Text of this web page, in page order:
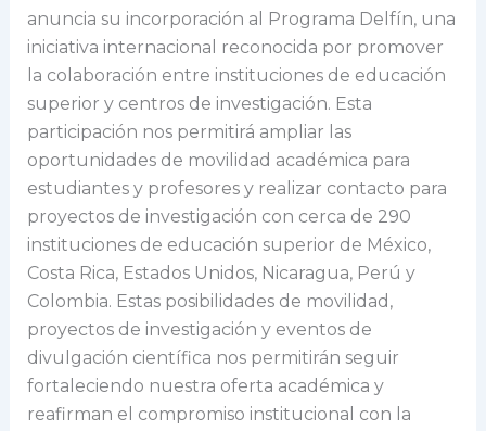
anuncia su incorporación al Programa Delfín, una
iniciativa internacional reconocida por promover
la colaboración entre instituciones de educación
superior y centros de investigación. Esta
participación nos permitirá ampliar las
oportunidades de movilidad académica para
estudiantes y profesores y realizar contacto para
proyectos de investigación con cerca de 290
instituciones de educación superior de México,
Costa Rica, Estados Unidos, Nicaragua, Perú y
Colombia. Estas posibilidades de movilidad,
proyectos de investigación y eventos de
divulgación científica nos permitirán seguir
fortaleciendo nuestra oferta académica y
reafirman el compromiso institucional con la